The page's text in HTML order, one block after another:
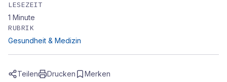
LESEZEIT
1 Minute
RUBRIK
Gesundheit & Medizin
Teilen Drucken Merken